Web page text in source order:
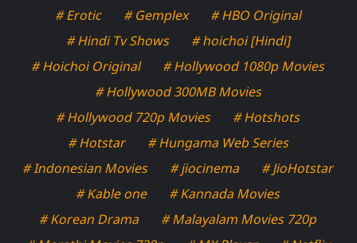
# Erotic
# Gemplex
# HBO Original
# Hindi Tv Shows
# hoichoi [Hindi]
# Hoichoi Original
# Hollywood 1080p Movies
# Hollywood 300MB Movies
# Hollywood 720p Movies
# Hotshots
# Hotstar
# Hungama Web Series
# Indonesian Movies
# jiocinema
# JioHotstar
# Kable one
# Kannada Movies
# Korean Drama
# Malayalam Movies 720p